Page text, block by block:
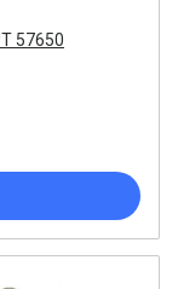
57650